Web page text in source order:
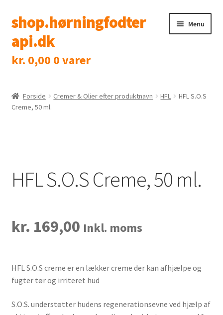
Spring
til
navigation
Spring
til
indhold
shop.hørningfodter
api.dk
Menu
Shop
Klinik
kr. 0,00 0 varer
Forside Cremer & Olier efter produktnavn HFL
HFL S.O.S
Creme, 50 ml.
HFL S.O.S Creme, 50 ml.
kr. 169,00 Inkl. moms
HFL S.O.S creme er en lækker creme der kan afhjælpe og
fugter tør og irriteret hud
S.O.S. understøtter hudens regenerationsevne ved hjælp af